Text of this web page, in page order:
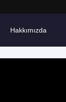
Hakkımızda